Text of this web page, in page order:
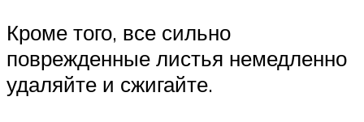
Кроме того, все сильно
поврежденные листья немедленно
удаляйте и сжигайте.